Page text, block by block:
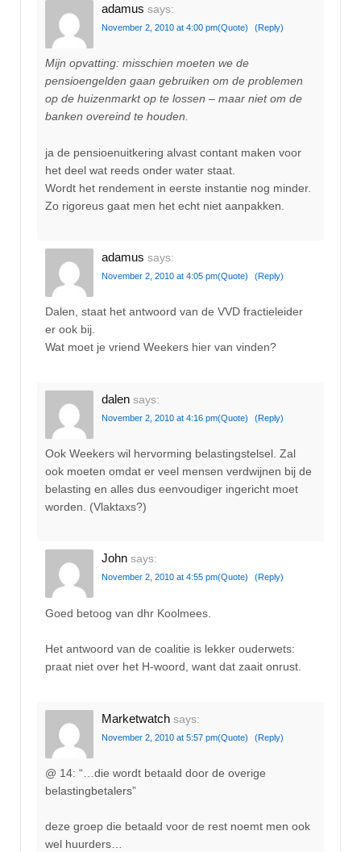
adamus says:
November 2, 2010 at 4:00 pm(Quote) (Reply)
Mijn opvatting: misschien moeten we de
pensioengelden gaan gebruiken om de problemen
op de huizenmarkt op te lossen – maar niet om de
banken overeind te houden.
ja de pensioenuitkering alvast contant maken voor
het deel wat reeds onder water staat.
Wordt het rendement in eerste instantie nog minder.
Zo rigoreus gaat men het echt niet aanpakken.
adamus says:
November 2, 2010 at 4:05 pm(Quote) (Reply)
Dalen, staat het antwoord van de VVD fractieleider
er ook bij.
Wat moet je vriend Weekers hier van vinden?
dalen says:
November 2, 2010 at 4:16 pm(Quote) (Reply)
Ook Weekers wil hervorming belastingstelsel. Zal
ook moeten omdat er veel mensen verdwijnen bij de
belasting en alles dus eenvoudiger ingericht moet
worden. (Vlaktaxs?)
John says:
November 2, 2010 at 4:55 pm(Quote) (Reply)
Goed betoog van dhr Koolmees.
Het antwoord van de coalitie is lekker ouderwets:
praat niet over het H-woord, want dat zaait onrust.
Marketwatch says:
November 2, 2010 at 5:57 pm(Quote) (Reply)
@ 14: “…die wordt betaald door de overige
belastingbetalers”
deze groep die betaald voor de rest noemt men ook
wel huurders…